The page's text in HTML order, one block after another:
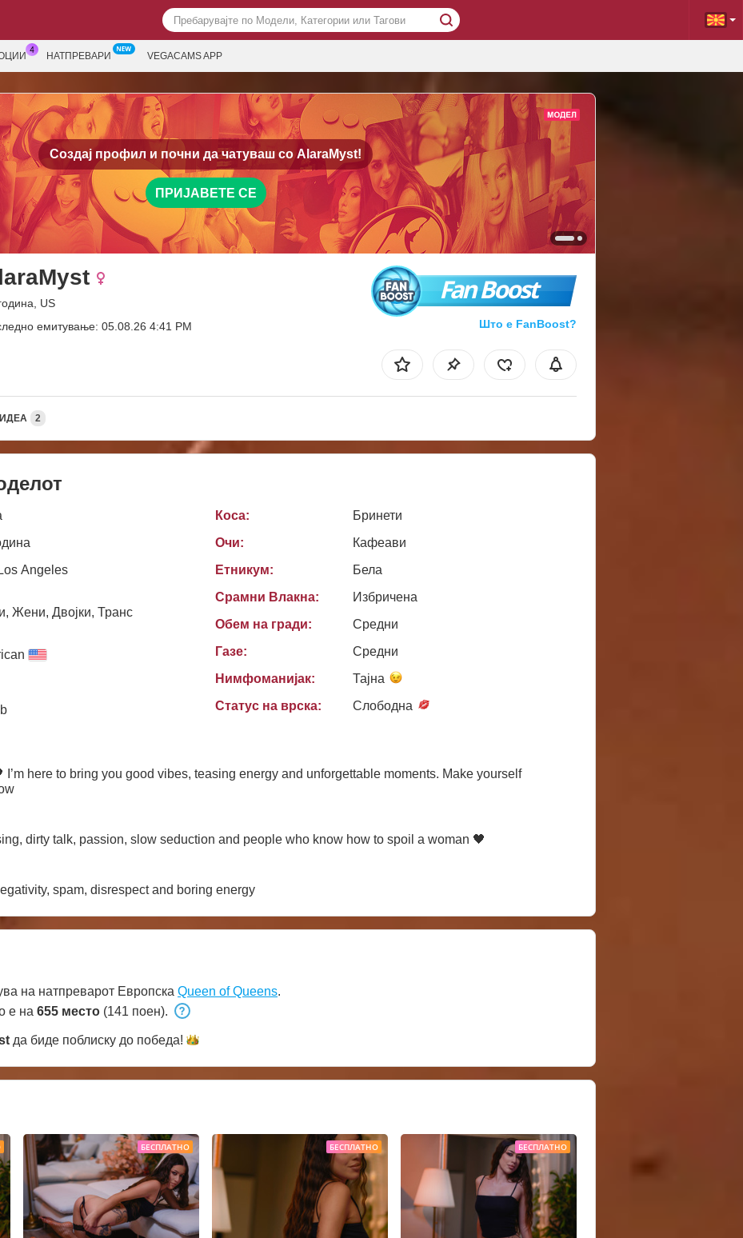
НАТПРЕВАРИ VEGACAMS APP
Создај профил и почни да чатуваш соAlaraMyst!
ПРИЈАВЕТЕ СЕ
US
емитување: 05.08.26 4:41 PM
Fan Boost
Што е FanBoost?
2
Angeles
Жени, Двојки, Транс
Коса:
Бринети
Очи:
Кафеави
Етникум:
Бела
Срамни Влакна:
Избричена
Обем на гради:
Средни
Газе:
Средни
Нимфоманијак:
Тајна
Статус на врска:
Слободна
I’m here to bring you good vibes, teasing energy and unforgettable moments. Make yourself
dirty talk, passion, slow seduction and people who know how to spoil a woman 🖤
spam, disrespect and boring energy
на натпреварот Европска Queen of Queens.
е на 655 место (141 поен).
да биде поблиску до победа!
БЕСПЛАТНО БЕСПЛАТНО БЕСПЛАТНО